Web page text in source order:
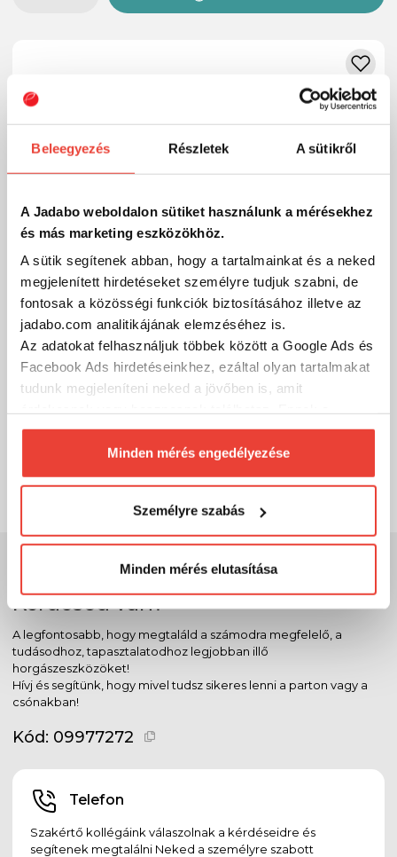
Beleegyezés Részletek A sütikről
A Jadabo weboldalon sütiket használunk a mérésekhez
és más marketing eszközökhöz.
A sütik segítenek abban, hogy a tartalmainkat és a neked
megjelenített hirdetéseket személyre tudjuk szabni, de
fontosak a közösségi funkciók biztosításához illetve az
jadabo.com analitikájának elemzéséhez is.
Az adatokat felhasználjuk többek között a Google Ads és
Facebook Ads hirdetéseinkhez, ezáltal olyan tartalmakat
tudunk megjeleníteni neked a jövőben is, amit
biztosításához arra kérünk, hogy engedd meg
számunkra minden mérés használatát.
Természetesensoha semmilyen formában nem fogunk
megváltoztathatod a döntésed ezzel kapcsolatban.
Előre is köszönjük!
Minden mérés engedélyezése
Személyre szabás
Minden mérés elutasítása
Maruto Horog 9411 10 Black Nickel 10db/cs
Szakértő szolgálat
Kérdésed van?
A legfontosabb, hogy megtaláld a számodra megfelelő, a
tudásodhoz, tapasztalatodhoz legjobban illő
horgászeszközöket!
Hívj és segítünk, hogy mivel tudsz sikeres lenni a parton vagy a
csónakban!
Kód: 09977272
Telefon
Szakértő kollégáink válaszolnak a kérdéseidre és
segítenek megtalálni Neked a személyre szabott